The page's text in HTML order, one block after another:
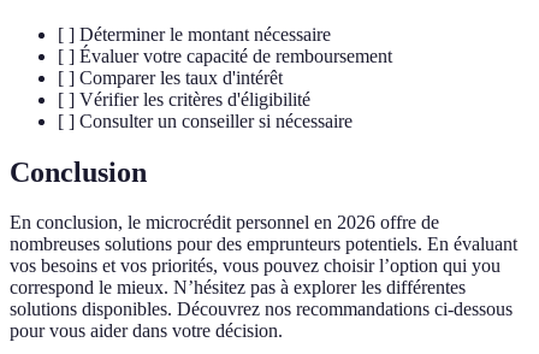
[ ] Déterminer le montant nécessaire
[ ] Évaluer votre capacité de remboursement
[ ] Comparer les taux d'intérêt
[ ] Vérifier les critères d'éligibilité
[ ] Consulter un conseiller si nécessaire
Conclusion
En conclusion, le microcrédit personnel en 2026 offre de
nombreuses solutions pour des emprunteurs potentiels. En évaluant
vos besoins et vos priorités, vous pouvez choisir l’option qui you
correspond le mieux. N’hésitez pas à explorer les différentes
solutions disponibles. Découvrez nos recommandations ci-dessous
pour vous aider dans votre décision.